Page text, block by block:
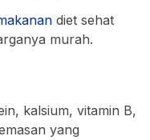
diet sehat
murah.
kalsium, vitamin B,
yang